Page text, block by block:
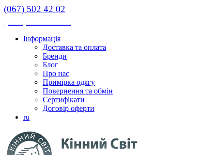
(067) 502 42 02
Інформація
Доставка та оплата
Бренди
Блог
Про нас
Примірка одягу
Повернення та обмін
Сертифікати
Договір оферти
ru